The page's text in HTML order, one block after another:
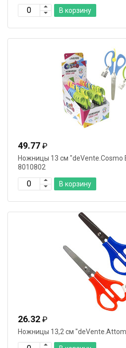
В корзину
49.77 ₽
Ножницы 13 см "deVente.Cosmo
8010802
В корзину
26.32 ₽
Ножницы 13,2 см